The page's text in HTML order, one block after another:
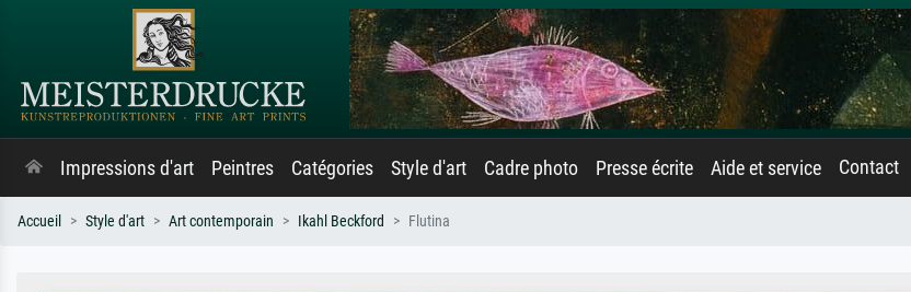
Impressions d'art Peintres Catégories Style d'art Cadre photo Presse écrite Aide et service Contact
Accueil Style d'art Art contemporain Ikahl Beckford Flutina